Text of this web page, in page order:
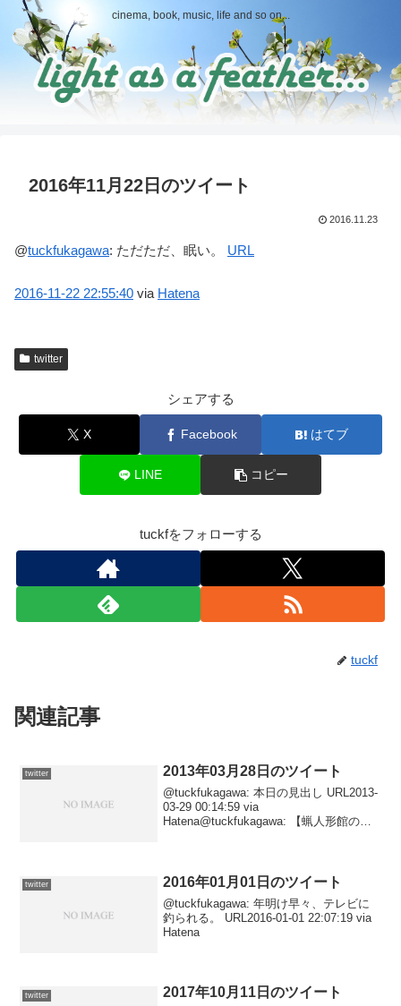
cinema, book, music, life and so on...
2016年11月22日のツイート
2016.11.23
@tuckfukagawa: ただただ、眠い。 URL
2016-11-22 22:55:40 via Hatena
twitter
シェアする
X Facebook はてブ
LINE コピー
tuckfをフォローする
tuckf
関連記事
twitter 2013年03月28日のツイート
@tuckfukagawa: 本日の見出し URL2013-
03-29 00:14:59 via
Hatena@tuckfukagawa: 【蝋人形館の殺
twitter 2016年01月01日のツイート
@tuckfukagawa: 年明け早々、テレビに
釣られる。 URL2016-01-01 22:07:19 via
Hatena
twitter 2017年10月11日のツイート